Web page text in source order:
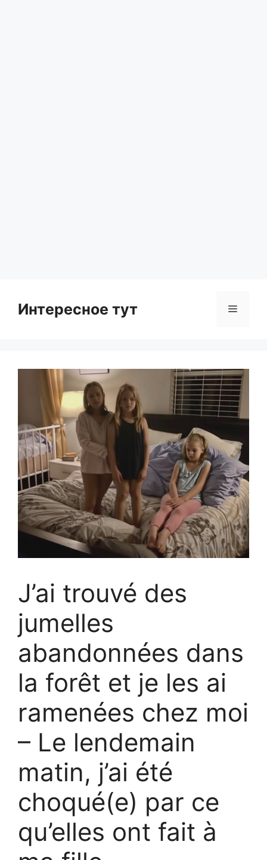
Интересное тут Menu
J’ai trouvé des
jumelles
abandonnées dans
la forêt et je les ai
ramenées chez moi
– Le lendemain
matin, j’ai été
choqué(e) par ce
qu’elles ont fait à